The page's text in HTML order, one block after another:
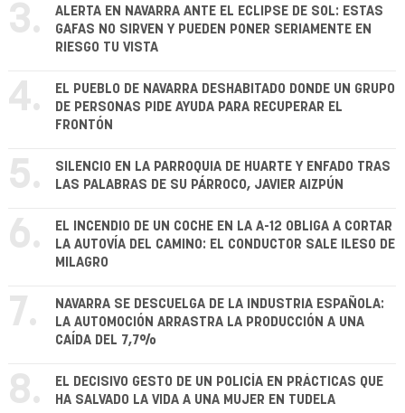
3.
ALERTA EN NAVARRA ANTE EL ECLIPSE DE SOL: ESTAS
GAFAS NO SIRVEN Y PUEDEN PONER SERIAMENTE EN
RIESGO TU VISTA
4.
EL PUEBLO DE NAVARRA DESHABITADO DONDE UN GRUPO
DE PERSONAS PIDE AYUDA PARA RECUPERAR EL
FRONTÓN
5.
SILENCIO EN LA PARROQUIA DE HUARTE Y ENFADO TRAS
LAS PALABRAS DE SU PÁRROCO, JAVIER AIZPÚN
6.
EL INCENDIO DE UN COCHE EN LA A-12 OBLIGA A CORTAR
LA AUTOVÍA DEL CAMINO: EL CONDUCTOR SALE ILESO DE
MILAGRO
7.
NAVARRA SE DESCUELGA DE LA INDUSTRIA ESPAÑOLA:
LA AUTOMOCIÓN ARRASTRA LA PRODUCCIÓN A UNA
CAÍDA DEL 7,7%
8.
EL DECISIVO GESTO DE UN POLICÍA EN PRÁCTICAS QUE
HA SALVADO LA VIDA A UNA MUJER EN TUDELA